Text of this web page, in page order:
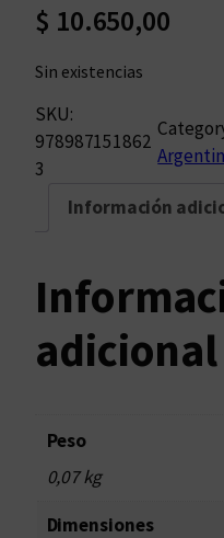
$ 10.650,00
Sin existencias
SKU:
978987151862
3
Información
adicional
Peso
0,07 kg
Dimensiones